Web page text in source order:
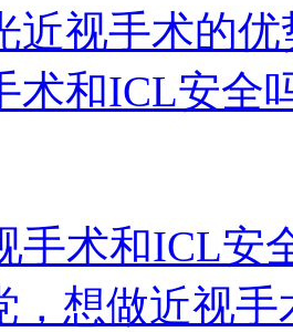
近视手术的优
术和ICL安全
手术和ICL安
，想做近视